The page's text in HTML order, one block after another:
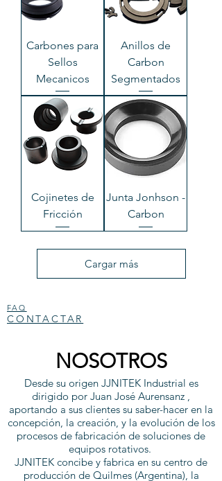
Carbones para
Sellos
Mecanicos
Anillos de
Carbon
Segmentados
Cojinetes de
Fricción
Junta Jonhson -
Carbon
Cargar más
FAQ
CONTACTAR
NOSOTROS
Desde su origen JJNITEK Industrial es
dirigido por Juan José Aurensanz ,
aportando a sus clientes su saber-hacer en la
concepción, la creación, y la evolución de los
procesos de fabricación de soluciones de
equipos rotativos.
JJNITEK concibe y fabrica en su centro de
producción de Quilmes (Argentina), la